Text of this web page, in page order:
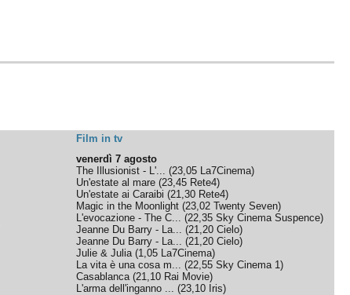
Film in tv
venerdì 7 agosto
The Illusionist - L'... (23,05 La7Cinema)
Un'estate al mare (23,45 Rete4)
Un'estate ai Caraibi (21,30 Rete4)
Magic in the Moonlight (23,02 Twenty Seven)
L'evocazione - The C... (22,35 Sky Cinema Suspence)
Jeanne Du Barry - La... (21,20 Cielo)
Jeanne Du Barry - La... (21,20 Cielo)
Julie & Julia(1,05 La7Cinema)
La vita è una cosa m... (22,55 Sky Cinema 1)
Casablanca(21,10 Rai Movie)
L'arma dell'inganno ... (23,10 Iris)